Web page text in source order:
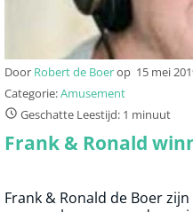
Door Robert de Boerop 15 mei
Categorie:Amusement
Geschatte Leestijd: 1 minuut
Frank & Ronald
Frank & Ronald de Boer